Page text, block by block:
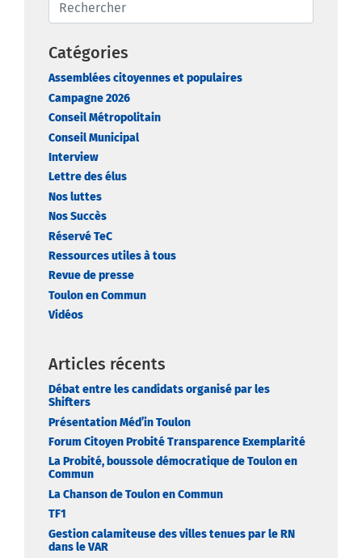
Catégories
Assemblées citoyennes et populaires
Campagne 2026
Conseil Métropolitain
Conseil Municipal
Interview
Lettre des élus
Nos luttes
Nos Succès
Réservé TeC
Ressources utiles à tous
Revue de presse
Toulon en Commun
Vidéos
Articles récents
Débat entre les candidats organisé par les
Shifters
Présentation Méd’in Toulon
Forum Citoyen Probité Transparence Exemplarité
La Probité, boussole démocratique de Toulon en
Commun
La Chanson de Toulon en Commun
TF1
Gestion calamiteuse des villes tenues par le RN
dans le VAR